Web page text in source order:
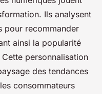
Ils analysent
pour recommander
ainsi la popularité
personnalisation
des tendances
consommateurs